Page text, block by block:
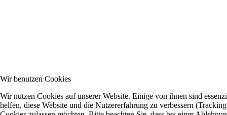
Wir benutzen Cookies
Wir nutzen Cookies auf unserer Website. Einige von ihnen sind
helfen, diese Website und die Nutzererfahrung zu verbessern